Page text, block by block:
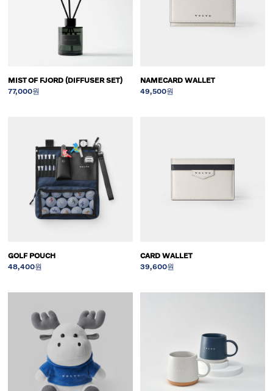
MIST OF FJORD (DIFFUSER SET)
77,000원
NAMECARD WALLET
49,500원
GOLF POUCH
48,400원
CARD WALLET
39,600원